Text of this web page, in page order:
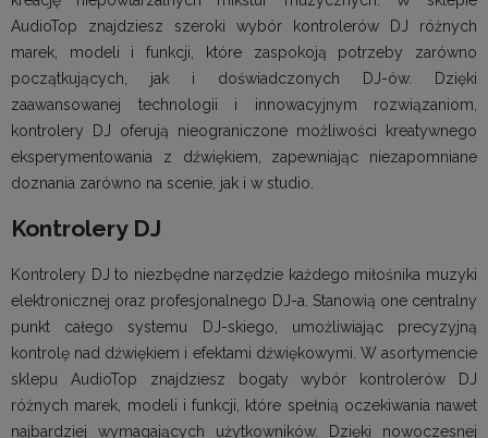
AudioTop znajdziesz szeroki wybór kontrolerów DJ różnych
marek, modeli i funkcji, które zaspokoją potrzeby zarówno
początkujących, jak i doświadczonych DJ-ów. Dzięki
zaawansowanej technologii i innowacyjnym rozwiązaniom,
kontrolery DJ oferują nieograniczone możliwości kreatywnego
eksperymentowania z dźwiękiem, zapewniając niezapomniane
doznania zarówno na scenie, jak i w studio.
Kontrolery DJ
Kontrolery DJ to niezbędne narzędzie każdego miłośnika muzyki
elektronicznej oraz profesjonalnego DJ-a. Stanowią one centralny
punkt całego systemu DJ-skiego, umożliwiając precyzyjną
kontrolę nad dźwiękiem i efektami dźwiękowymi. W asortymencie
sklepu AudioTop znajdziesz bogaty wybór kontrolerów DJ
różnych marek, modeli i funkcji, które spełnią oczekiwania nawet
najbardziej wymagających użytkowników. Dzięki nowoczesnej